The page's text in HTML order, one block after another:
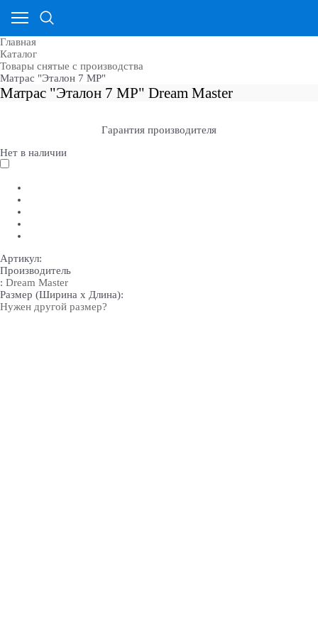
Главная
Каталог
Товары снятые с производства
Матрас "Эталон 7 MP"
Матрас "Эталон 7 MP" Dream Master
Гарантия производителя
Нет в наличии
Артикул:
Производитель
: Dream Master
Размер (Ширина х Длина):
Нужен другой размер?